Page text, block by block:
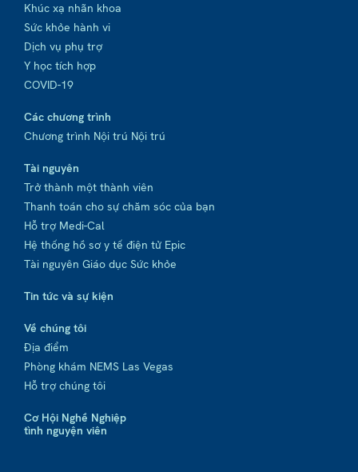
Khúc xạ nhãn khoa
Sức khỏe hành vi
Dịch vụ phụ trợ
Y học tích hợp
COVID-19
Các chương trình
Chương trình Nội trú Nội trú
Tài nguyên
Trở thành một thành viên
Thanh toán cho sự chăm sóc của bạn
Hỗ trợ Medi-Cal
Hệ thống hồ sơ y tế điện tử Epic
Tài nguyên Giáo dục Sức khỏe
Tin tức và sự kiện
Về chúng tôi
Địa điểm
Phòng khám NEMS Las Vegas
Hỗ trợ chúng tôi
Cơ Hội Nghề Nghiệp
tình nguyện viên